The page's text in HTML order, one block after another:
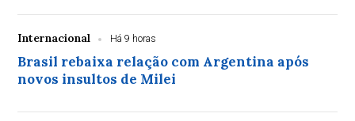
Internacional Há 9 horas
Brasil rebaixa relação com Argentina após
novos insultos de Milei